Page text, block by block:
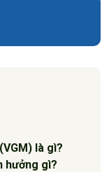
là gì?
hưởng gì?